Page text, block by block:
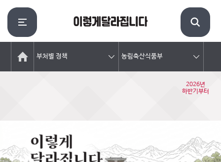
부처별 정책 농림축산식품부
2026년
하반기부터